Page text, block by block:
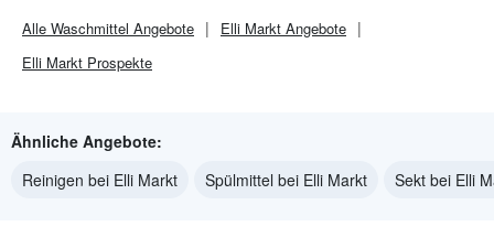
Alle Waschmittel Angebote Elli Markt Angebote
Elli Markt Prospekte
Ähnliche Angebote:
Reinigen bei Elli Markt
Spülmittel bei Elli Markt Sekt bei Elli